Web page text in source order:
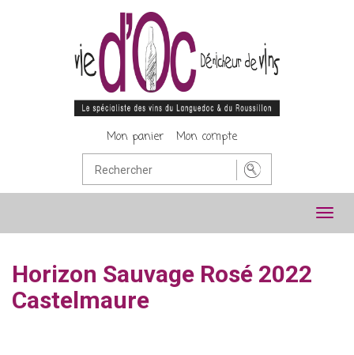
Mon panier Mon compte
Horizon Sauvage Rosé 2022
Castelmaure